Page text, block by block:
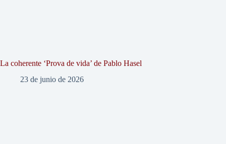
La coherente ‘Prova de vida’ de Pablo Hasel
23 de junio de 2026